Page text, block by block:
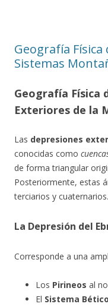
Geografía Física
Sistemas
Geografía Física
Exteriores de la
Las depresiones
conocidas como
de forma triangular
Posteriormente, estas
terciarios y cuaternarios.
La Depresión del
Corresponde a una
Los Pirineos al
El Sistema Bético